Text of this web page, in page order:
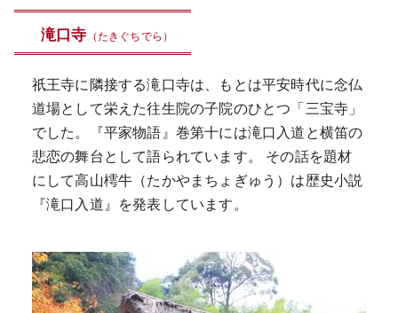
滝口寺 （たきぐちでら）
祇王寺に隣接する滝口寺は、もとは平安時代に念仏
道場として栄えた往生院の子院のひとつ「三宝寺」
でした。『平家物語』巻第十には滝口入道と横笛の
悲恋の舞台として語られています。 その話を題材
にして高山樗牛（たかやまちょぎゅう）は歴史小説
『滝口入道』を発表しています。